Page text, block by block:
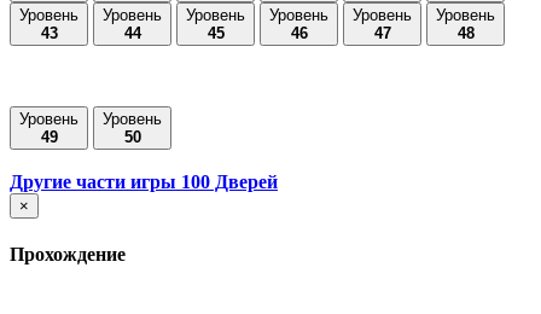
Уровень
43
Уровень
44
Уровень
45
Уровень
46
Уровень
47
Уровень
48
Уровень
49
Уровень
50
Другие части игры 100 Дверей
×
Прохождение